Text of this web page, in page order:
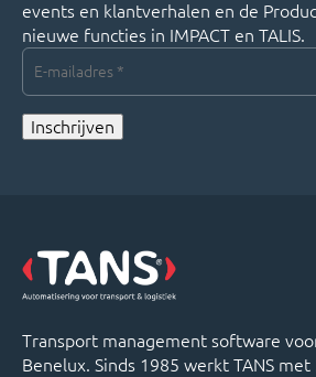
events en klantverhalen en de
nieuwe functies in IMPACT en TALIS.
E-
mailadres
Inschrijven
Transport management software
Benelux. Sinds 1985 werkt TANS met